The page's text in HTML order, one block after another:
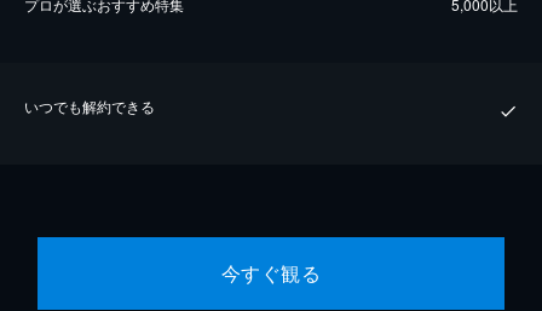
プロが選ぶおすすめ特集 5,000以上
いつでも解約できる
今すぐ観る